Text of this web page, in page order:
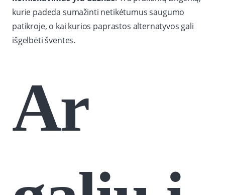
kurie padeda sumažinti netikėtumus saugumo
patikroje, o kai kurios paprastos alternatyvos gali
išgelbėti šventes.
Ar